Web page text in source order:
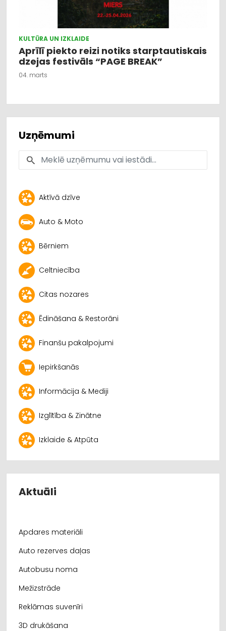
KULTŪRA UN IZKLAIDE
Aprīlī piekto reizi notiks starptautiskais
dzejas festivāls “PAGE BREAK”
04. marts
Uzņēmumi
Aktīvā dzīve
Auto & Moto
Bērniem
Celtniecība
Citas nozares
Ēdināšana & Restorāni
Finanšu pakalpojumi
Iepirkšanās
Informācija & Mediji
Izglītība & Zinātne
Izklaide & Atpūta
Aktuāli
Apdares materiāli
Auto rezerves daļas
Autobusu noma
Mežizstrāde
Reklāmas suvenīri
3D drukāšana